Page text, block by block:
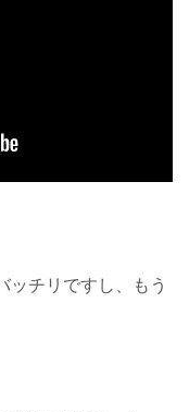
ッチリですし、もう